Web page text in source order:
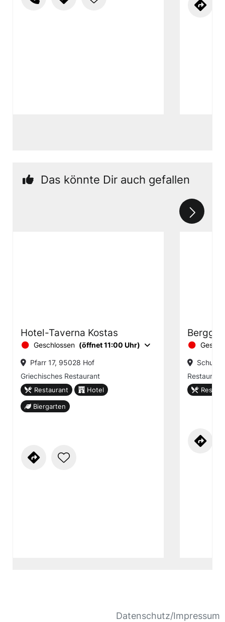
Das könnte Dir auch gefallen
Hotel-Taverna Kostas
Geschlossen (öffnet 11:00 Uhr)
Pfarr 17, 95028 Hof
Griechisches Restaurant
Restaurant Hotel
Biergarten
Restaurant
Datenschutz/Impressum